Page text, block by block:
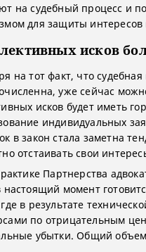
на судебный процесс и
для защиты интересов
исков
на тот факт, что
уже сейчас
исков будет иметь
индивидуальных
в закон стала заметна
отстаивать свои
Партнерства
настоящий момент
в результате
по отрицательным
убытки. Общий